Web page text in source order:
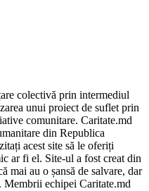
colectivă prin intermediul
unui proiect de suflet prin
comunitare. Caritate.md
din Republica
acest site să le oferiți
ar fi el. Site-ul a fost creat din
mai au o șansă de salvare, dar
echipei Caritate.md